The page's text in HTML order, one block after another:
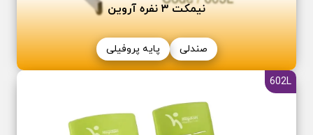
نیمکت ٣ نفره آروین
صندلی پایه پروفیلی
602L